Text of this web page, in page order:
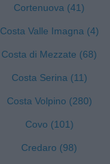
Cortenuova (41)
Costa Valle Imagna (4)
Costa di Mezzate (68)
Costa Serina (11)
Costa Volpino (280)
Covo (101)
Credaro (98)